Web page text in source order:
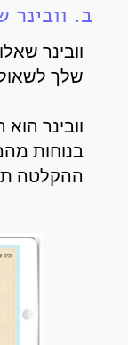
ב. וובינר
וובינר
שלך
וובינר
בנוחות
ההקלטה